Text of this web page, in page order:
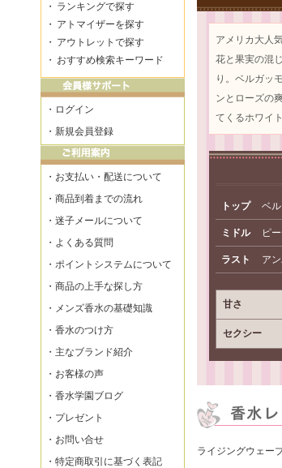
アメリカ大人
花と果実の混
り。ベルガッ
ンとローズの
てくるホワイ
トップ ベ
ミドル ピ
ラスト ア
甘さ
セクシー
ライジングウェー
・ ランキングで探す
・ アトマイザーを探す
・ アウトレットで探す
・ おすすめ検索キーワード
・ ログイン
・ 新規会員登録
・ お支払い・配送について
・ 商品到着までの流れ
・ 迷子メールについて
・ よくある質問
・ ポイントシステムについて
・ 商品の上手な探し方
・ メンズ香水の基礎知識
・ 香水のつけ方
・ 主なブランド紹介
・ お客様の声
・ 香水学園ブログ
・ プレゼント
・ お問い合せ
・ 特定商取引に基づく表記